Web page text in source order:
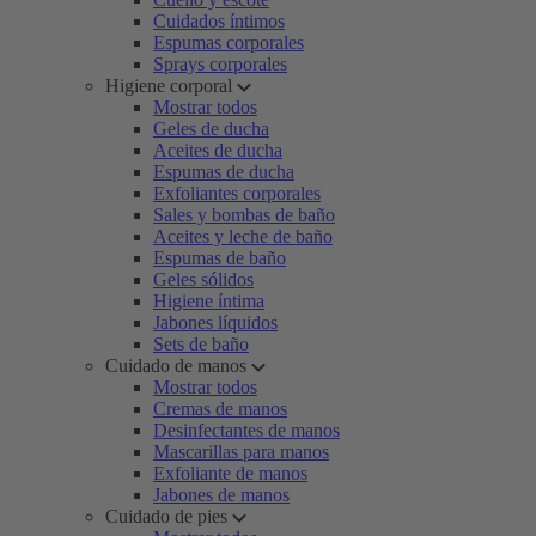
Cuidados íntimos
Espumas corporales
Sprays corporales
Higiene corporal
Mostrar todos
Geles de ducha
Aceites de ducha
Espumas de ducha
Exfoliantes corporales
Sales y bombas de baño
Aceites y leche de baño
Espumas de baño
Geles sólidos
Higiene íntima
Jabones líquidos
Sets de baño
Cuidado de manos
Mostrar todos
Cremas de manos
Desinfectantes de manos
Mascarillas para manos
Exfoliante de manos
Jabones de manos
Cuidado de pies